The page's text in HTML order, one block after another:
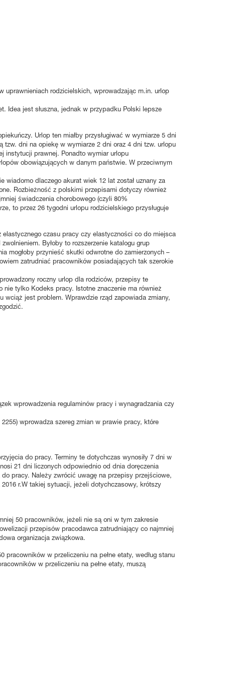
uprawnieniach rodzicielskich, wprowadzając m.in. urlop
Idea jest słuszna, jednak w przypadku Polski lepsze
Urlop ten miałby przysługiwać w wymiarze 5 dni
dni na opiekę w wymiarze 2 dni oraz 4 dni tzw. urlopu
instytucji prawnej. Ponadto wymiar urlopu
obowiązujących w danym państwie. W przeciwnym
dlaczego akurat wiek 12 lat został uznany za
Rozbieżność z polskimi przepisami dotyczy również
świadczenia chorobowego (czyli 80%
to przez 26 tygodni urlopu rodzicielskiego przysługuje
czasu pracy czy elastyczności co do miejsca
Byłoby to rozszerzenie katalogu grup
mogłoby przynieść skutki odwrotne do zamierzonych –
zatrudniać pracowników posiadających tak szerokie
roczny urlop dla rodziców, przepisy te
tylko Kodeks pracy. Istotne znaczenie ma również
wciąż jest problem. Wprawdzie rząd zapowiada zmiany,
wprowadzenia regulaminów pracy i wynagradzania czy
wprowadza szereg zmian w prawie pracy, które
do pracy. Terminy te dotychczas wynosiły 7 dni w
21 dni liczonych odpowiednio od dnia doręczenia
pracy. Należy zwrócić uwagę na przepisy przejściowe,
r.W takiej sytuacji, jeżeli dotychczasowy, krótszy
50 pracowników, jeżeli nie są oni w tym zakresie
przepisów pracodawca zatrudniający co najmniej
organizacja związkowa.
w przeliczeniu na pełne etaty, według stanu
w przeliczeniu na pełne etaty, muszą